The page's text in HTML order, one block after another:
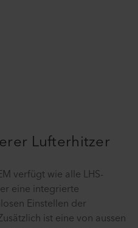
Lufterhitzer
verfügt wie alle LHS-
eine integrierte
Einstellen der
ist eine von aussen